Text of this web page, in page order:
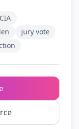
jury vote